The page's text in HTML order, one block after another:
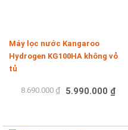
Máy lọc nước Kangaroo
Hydrogen KG100HA không vỏ
tủ
8.690.000 ₫ 5.990.000 ₫